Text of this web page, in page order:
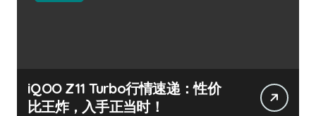
iQOO Z11 Turbo行情速递：性价
比王炸，入手正当时！